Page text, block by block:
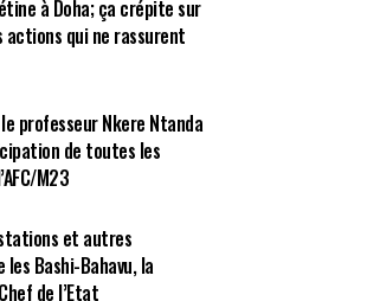
à Doha; ça crépite sur
qui ne rassurent
professeur Nkere Ntanda
de toutes les
M23
et autres
Bashi-Bahavu, la
de l’Etat